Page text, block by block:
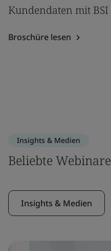
Kundendaten mit BSI
Broschüre lesen
Insights & Medien
Beliebte Webinare
Insights & Medien